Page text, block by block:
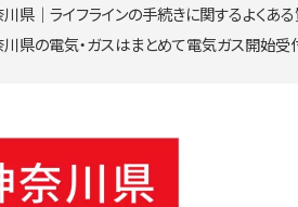
県｜ライフラインの手続きに関するよくあ
県の電気・ガスはまとめて電気ガス開始受